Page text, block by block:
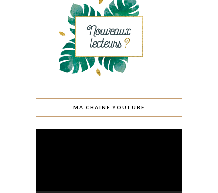
MA CHAINE YOUTUBE